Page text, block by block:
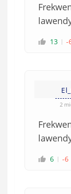
13 -
2
6 -6